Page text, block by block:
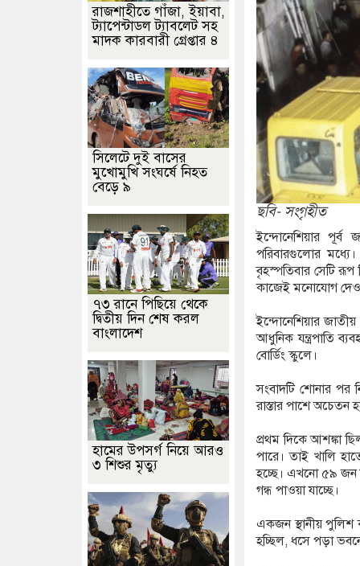
ও গাঁজাসহ ৬ মাদক কারবারি গ্রেফতার পুনর্বাসন ছাড়া বস্তি
শিক্ষক, সংবাদ সম্মেলনে ক্ষোভ ভুক্তভোগীর পরিবারের আসামে
ছবি- সংগৃহীত
ইন্দোনেশিয়ার
পরিবারগুলোর
বৃহস্পতিবার সেটি রূপ
কাজেই মনোযোগ
ইন্দোনেশিয়ার জাতীয়
আধুনিক যন্ত্রপাতি
বোর্ডিং স্কুলে।
সংবাদটি শোনার পর
রাস্তার পাশে অচেতন
প্রথম দিকে আশঙ্কা
পারে। তাই খালি
হচ্ছে। এখনো ৫৯ জন
গন্ধ পাওয়া যাচ্ছে।
একজন স্থানীয় পুলিশ
হচ্ছিল, ধসে পড়া
রাজশাহীতে গাঁজা, ইয়াবা,
ট্যাপেন্টাডল ট্যাবলেট সহ
মাদক কারবারী গ্রেপ্তার ৪
সিলেটে দুই বাসের
মুখোমুখি সংঘর্ষে নিহত
বেড়ে ৯
৭৩ রানে পিছিয়ে থেকে
দ্বিতীয় দিন শেষ করল
বাংলাদেশ
হামের উপসর্গ নিয়ে আরও
৩ শিশুর মৃত্যু